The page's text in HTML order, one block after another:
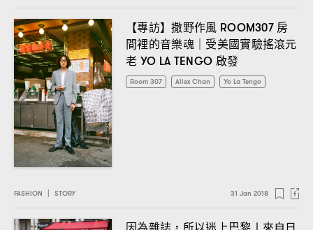
【專訪】撒野作風 ROOM307 房
間裡的音樂魂｜ 受美國實驗搖滾元
老 YO LA TENGO 啟發
Room 307 Allex Chan Yo La Tengo
FASHION | STORY 31 Jan 2018
因為雜誌 所以迷上巴黎〡來自日